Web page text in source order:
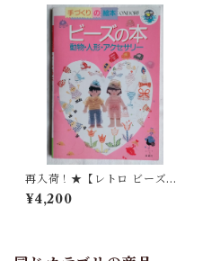
再入荷！★【レトロ ビーズ手
芸本】ビーズの本 動物・人
形・アクセサリー
¥4,200